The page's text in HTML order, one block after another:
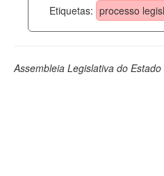
ContatoEtiquetas: processo
Assembleia Legislativa do